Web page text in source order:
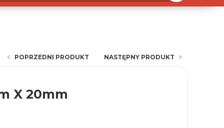
POPRZEDNI PRODUKT NASTĘPNY PRODUKT
X 20mm